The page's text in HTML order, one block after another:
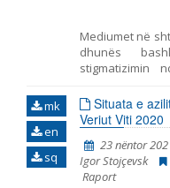
Мediumet në
dhunës
stigmatizimin
mesme, por
kauzale
të ndikimeve
kontekst të
social dhe
munguan në
mediumeve, në
mk
en
sq
Situata e
Veriut Viti 2020
23 nëntor
Igor Stojçevsk
Raport